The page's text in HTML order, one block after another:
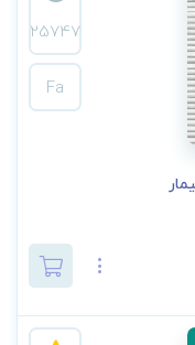
25747
Fa